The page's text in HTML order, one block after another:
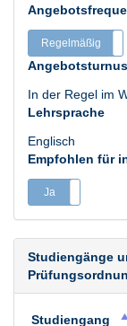
Regelmäßig
Angebotsturnus
In der Regel im
Lehrsprache
Englisch
Empfohlen für
Ja
Studiengänge
Studiengang